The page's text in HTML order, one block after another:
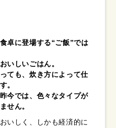
卓に登場する“ご飯”では
いしいごはん。
ても、炊き方によって仕
。
今では、色々なタイプが
せん。
いしく、しかも経済的に